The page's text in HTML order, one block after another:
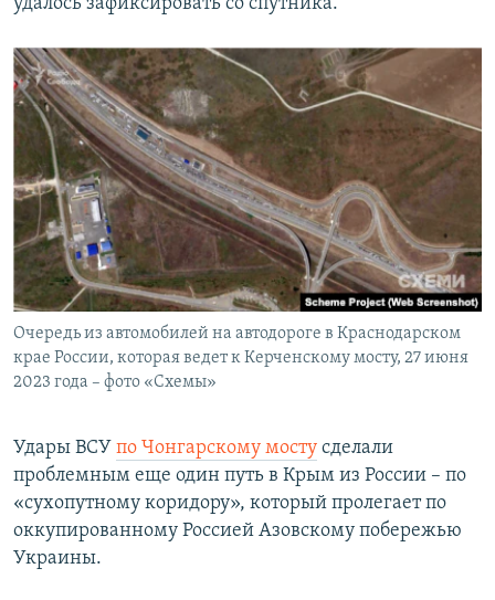
Очередь из автомобилей на автодороге в Краснодарском
крае России, которая ведет к Керченскому мосту, 27 июня
2023 года – фото «Схемы»
Удары ВСУ по Чонгарскому мосту сделали
проблемным еще один путь в Крым из России – по
«сухопутному коридору», который пролегает по
оккупированному Россией Азовскому побережью
Украины.